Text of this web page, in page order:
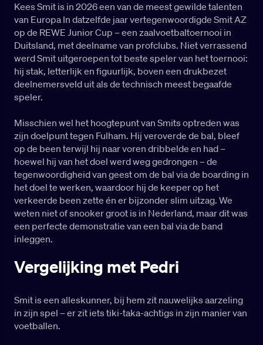
Kees Smit is in 2026 een van de meest gewilde talenten
van Europa In datzelfde jaar vertegenwoordigde Smit AZ
op de REWE Junior Cup – een zaalvoetbaltoernooi in
Duitsland, met deelname van profclubs. Niet verrassend
werd Smit uitgeroepen tot beste speler van het toernooi:
hij stak, letterlijk en figuurlijk, boven een drukbezet
deelnemersveld uit als de technisch meest begaafde
speler.
Misschien wel het hoogtepunt van Smits optreden was
zijn doelpunt tegen Fulham. Hij veroverde de bal, bleef
op de been terwijl hij naar voren dribbelde en had –
hoewel hij van het doel werd weg gedrongen – de
tegenwoordigheid van geest om de bal via de boarding in
het doel te werken, waardoor hij de keeper op het
verkeerde been zette én er bijzonder slim uitzag. We
weten niet of snooker groot is in Nederland, maar dit was
een perfecte demonstratie van een bal via de band
inleggen.
Vergelijking met Pedri
Smit is een alleskunner, bij hem zit nauwelijks aarzeling
in zijn spel – er zit iets tiki-taka-achtigs in zijn manier van
voetballen.